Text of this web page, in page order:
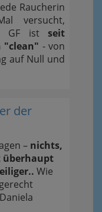
Raucherin
versucht,
GF ist seit
"clean" - von
auf Null und
der
– nichts,
überhaupt
Wie